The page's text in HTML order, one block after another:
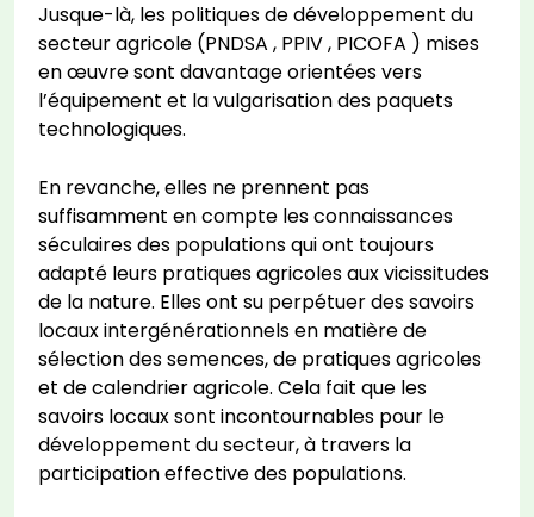
Jusque-là, les politiques de développement du
secteur agricole (PNDSA , PPIV , PICOFA ) mises
en œuvre sont davantage orientées vers
l’équipement et la vulgarisation des paquets
technologiques.
En revanche, elles ne prennent pas
suffisamment en compte les connaissances
séculaires des populations qui ont toujours
adapté leurs pratiques agricoles aux vicissitudes
de la nature. Elles ont su perpétuer des savoirs
locaux intergénérationnels en matière de
sélection des semences, de pratiques agricoles
et de calendrier agricole. Cela fait que les
savoirs locaux sont incontournables pour le
développement du secteur, à travers la
participation effective des populations.